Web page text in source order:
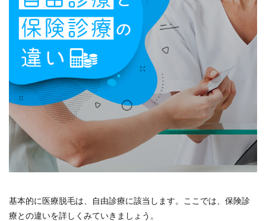
ェッ
ク！
保険
適用
の範
囲
ワキ
ガの
多毛
症の
どや
炎症
基本的に医療脱毛は、自由診療に該当します。ここでは、保険診
療との違いを詳しくみていきましょう。